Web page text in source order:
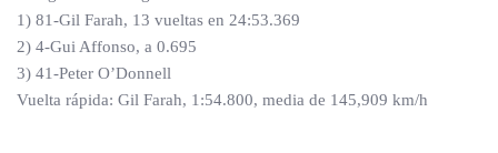
1) 81-Gil Farah, 13 vueltas en 24:53.369
2) 4-Gui Affonso, a 0.695
3) 41-Peter O’Donnell
Vuelta rápida: Gil Farah, 1:54.800, media de 145,909 km/h